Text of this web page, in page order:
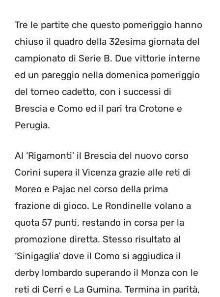
Tre le partite che questo pomeriggio hanno
chiuso il quadro della 32esima giornata del
campionato di Serie B. Due vittorie interne
ed un pareggio nella domenica pomeriggio
del torneo cadetto, con i successi di
Brescia e Como ed il pari tra Crotone e
Perugia.
Al ‘Rigamonti’ il Brescia del nuovo corso
Corini supera il Vicenza grazie alle reti di
Moreo e Pajac nel corso della prima
frazione di gioco. Le Rondinelle volano a
quota 57 punti, restando in corsa per la
promozione diretta. Stesso risultato al
‘Sinigaglia’ dove il Como si aggiudica il
derby lombardo superando il Monza con le
reti di Cerri e La Gumina. Termina in parità,